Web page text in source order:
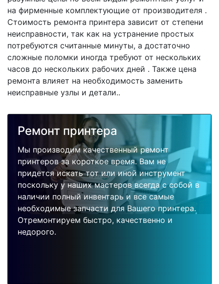
на фирменные комплектующие от производителя .
Стоимость ремонта принтера зависит от степени
неисправности, так как на устранение простых
потребуются считанные минуты, а достаточно
сложные поломки иногда требуют от нескольких
часов до нескольких рабочих дней . Также цена
ремонта влияет на необходимость заменить
неисправные узлы и детали..
Ремонт принтера
Мы производим качественный ремонт
принтеров за короткое время. Вам не
придется искать тот или иной инструмент
поскольку у наших мастеров всегда с собой в
наличии полный инвентарь и все самые
необходимые запчасти для Вашего принтера.
Отремонтируем быстро, качественно и
недорого.